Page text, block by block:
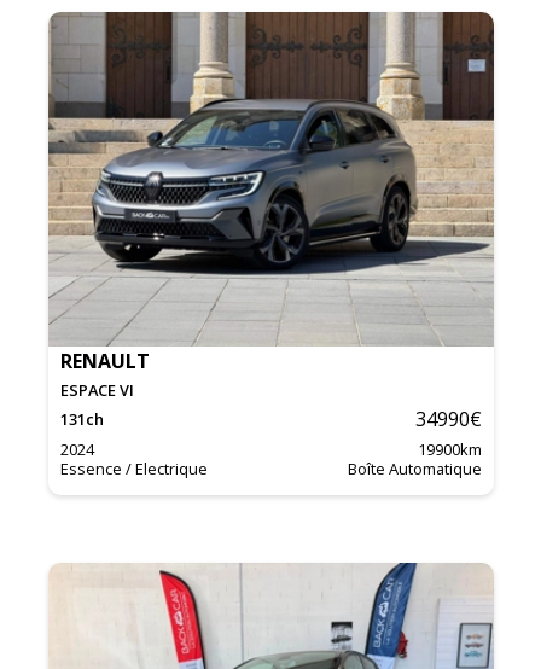
RENAULT
ESPACE VI
131ch 34990€
2024 19900km
Essence / Electrique
Boîte Automatique